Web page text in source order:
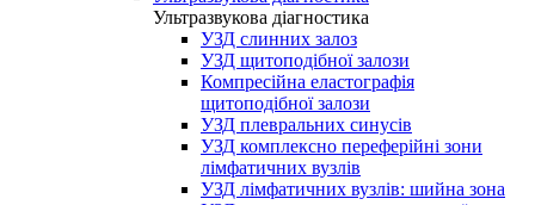
Ультразвукова діагностика
УЗД слинних залоз
УЗД щитоподібної залози
Компресійна еластографія
щитоподібної залози
УЗД плевральних синусів
УЗД комплексно переферійні зони
лімфатичних вузлів
УЗД лімфатичних вузлів: шийна зона